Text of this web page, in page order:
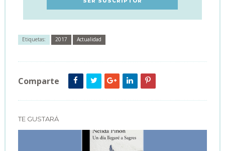
Etiquetas: 2017 Actualidad
Comparte
TE GUSTARÁ